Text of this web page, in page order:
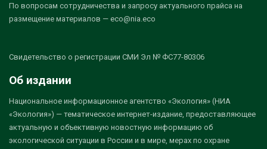
По вопросам сотрудничества и запросу актуального прайса на
размещение материалов — eco@nia.eco
Свидетельство о регистрации СМИ Эл № ФС77-80306
Об издании
Национальное информационное агентство «Экология» (НИА
«Экология») — тематическое интернет-издание, предоставляющее
актуальную и объективную новостную информацию об
экологической ситуации в России и в мире, мерах по охране